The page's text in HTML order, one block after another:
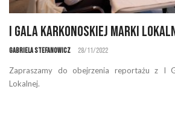
I Gala Karkonoskiej Marki
Gabriela Stefanowicz 28/11/2022
Zapraszamy do obejrzenia reportażu z I
Lokalnej.